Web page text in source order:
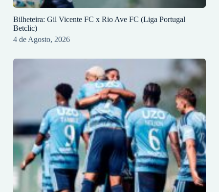
Bilheteira: Gil Vicente FC x Rio Ave FC (Liga Portugal
Betclic)
4 de Agosto, 2026